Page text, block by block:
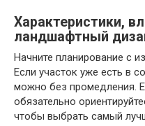
Характеристики,
ландшафтный
Начните планирование с
Если участок уже есть в
можно без промедления.
обязательно
чтобы выбрать самый